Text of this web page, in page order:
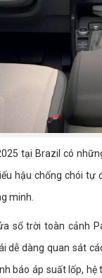
tại Brazil có
hậu chống chói
minh.
sổ trời toàn cảnh
dễ dàng quan sát
báo áp suất lốp,